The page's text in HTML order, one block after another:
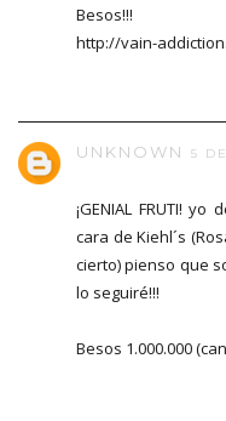
Besos!!!
http://vain-
UNKNOWN 5
¡GENIAL FRUTI!
cara de Kiehl´s
cierto) pienso que
lo seguiré!!!
Besos 1.000.000